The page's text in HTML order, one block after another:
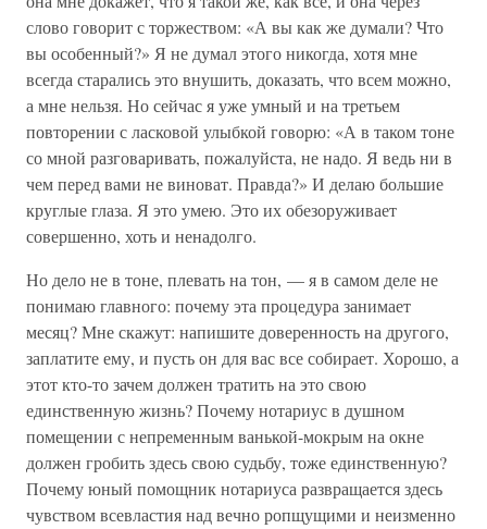
слово говорит с торжеством: «А вы как же думали? Что
вы особенный?» Я не думал этого никогда, хотя мне
всегда старались это внушить, доказать, что всем можно,
а мне нельзя. Но сейчас я уже умный и на третьем
повторении с ласковой улыбкой говорю: «А в таком тоне
со мной разговаривать, пожалуйста, не надо. Я ведь ни в
чем перед вами не виноват. Правда?» И делаю большие
круглые глаза. Я это умею. Это их обезоруживает
совершенно, хоть и ненадолго.
Но дело не в тоне, плевать на тон, — я в самом деле не
понимаю главного: почему эта процедура занимает
месяц? Мне скажут: напишите доверенность на другого,
заплатите ему, и пусть он для вас все собирает. Хорошо, а
этот кто-то зачем должен тратить на это свою
единственную жизнь? Почему нотариус в душном
помещении с непременным ванькой-мокрым на окне
должен гробить здесь свою судьбу, тоже единственную?
Почему юный помощник нотариуса развращается здесь
чувством всевластия над вечно ропщущими и неизменно